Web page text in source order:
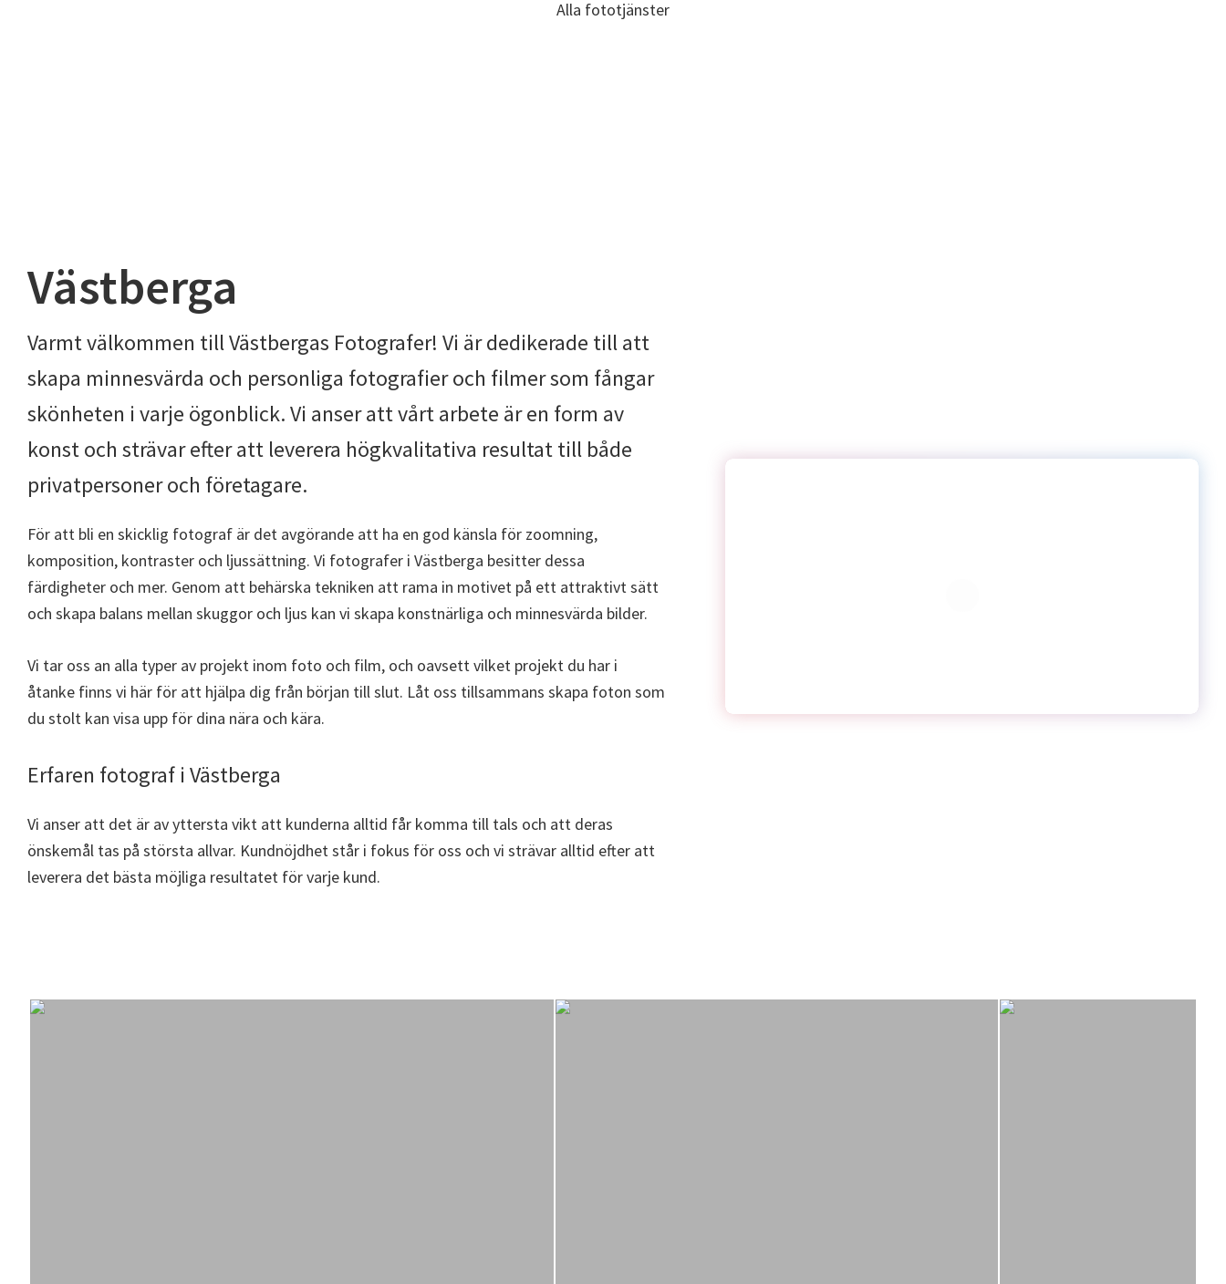
Alla fototjänster
Västberga
Varmt välkommen till Västbergas Fotografer! Vi är dedikerade till att
skapa minnesvärda och personliga fotografier och filmer som fångar
skönheten i varje ögonblick. Vi anser att vårt arbete är en form av
konst och strävar efter att leverera högkvalitativa resultat till både
privatpersoner och företagare.
För att bli en skicklig fotograf är det avgörande att ha en god känsla för zoomning,
komposition, kontraster och ljussättning. Vi fotografer i Västberga besitter dessa
färdigheter och mer. Genom att behärska tekniken att rama in motivet på ett attraktivt sätt
och skapa balans mellan skuggor och ljus kan vi skapa konstnärliga och minnesvärda bilder.
Vi tar oss an alla typer av projekt inom foto och film, och oavsett vilket projekt du har i
åtanke finns vi här för att hjälpa dig från början till slut. Låt oss tillsammans skapa foton som
du stolt kan visa upp för dina nära och kära.
Erfaren fotograf i Västberga
Vi anser att det är av yttersta vikt att kunderna alltid får komma till tals och att deras
önskemål tas på största allvar. Kundnöjdhet står i fokus för oss och vi strävar alltid efter att
leverera det bästa möjliga resultatet för varje kund.